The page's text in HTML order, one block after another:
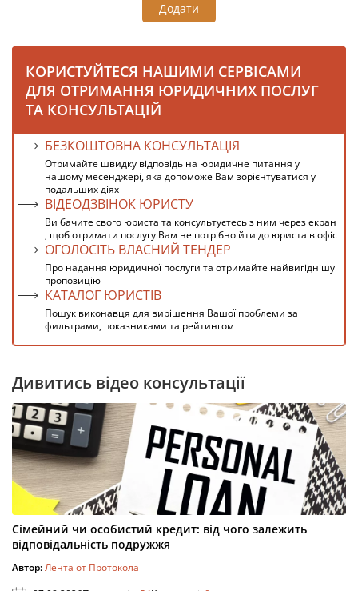
Додати
КОРИСТУЙТЕСЯ НАШИМИ СЕРВІСАМИ
ДЛЯ ОТРИМАННЯ ЮРИДИЧНИХ ПОСЛУГ
ТА КОНСУЛЬТАЦІЙ
БЕЗКОШТОВНА КОНСУЛЬТАЦІЯ
Отримайте швидку відповідь на юридичне питання у
нашому месенджері, яка допоможе Вам зорієнтуватися у
подальших діях
ВІДЕОДЗВІНОК ЮРИСТУ
Ви бачите свого юриста та консультуєтесь з ним через екран
, щоб отримати послугу Вам не потрібно йти до юриста в офіс
ОГОЛОСІТЬ ВЛАСНИЙ ТЕНДЕР
Про надання юридичної послуги та отримайте найвигіднішу
пропозицію
КАТАЛОГ ЮРИСТІВ
Пошук виконавця для вирішення Вашої проблеми за
фильтрами, показниками та рейтингом
Дивитись відео консультації
Сімейний чи особистий кредит: від чого залежить
відповідальність подружжя
Автор:Лента от Протокола